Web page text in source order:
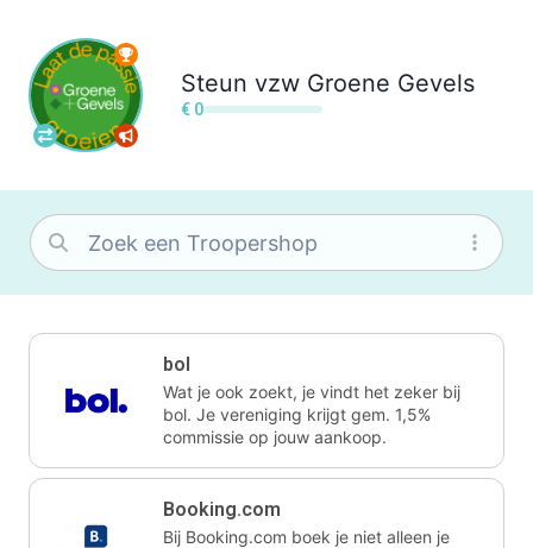
Steun vzw Groene Gevels
€ 0
bol
Wat je ook zoekt, je vindt het zeker bij
bol. Je vereniging krijgt gem. 1,5%
commissie op jouw aankoop.
Booking.com
Bij Booking.com boek je niet alleen je